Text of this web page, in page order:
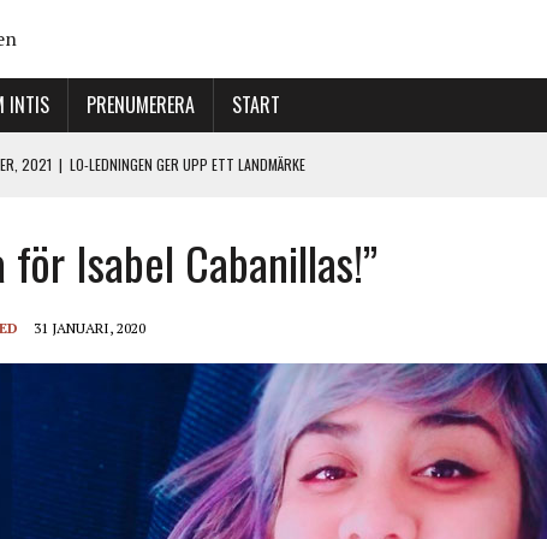
INTIS PRENUMERERA START
2021 | ETT STEG TILL VÄNSTER OCH TVÅ TILL HÖGER PÅ RIGGAD S-KONGRESS
”SVENSKA FACKFÖRBUND BEHÖVER SKÄRPA SITT KLIMATARBETE REJÄLT”
|
SVENONIUS UTBUAD VID DEMONSTRATION
| LO-LEDNINGEN GER UPP ETT LANDMÄRKE
för Isabel Cabanillas!”
31 JANUARI, 2020